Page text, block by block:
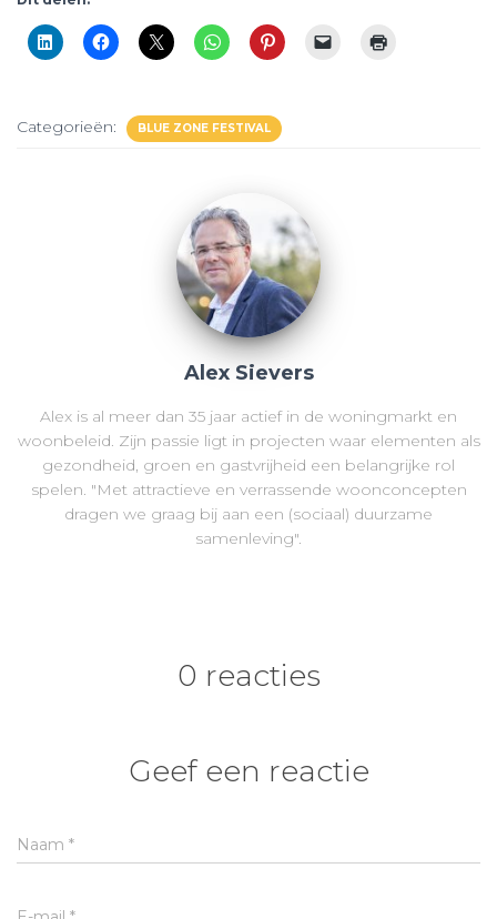
Categorieën: BLUE ZONE FESTIVAL
Alex Sievers
Alex is al meer dan 35 jaar actief in de woningmarkt en
woonbeleid. Zijn passie ligt in projecten waar elementen als
gezondheid, groen en gastvrijheid een belangrijke rol
spelen. "Met attractieve en verrassende woonconcepten
dragen we graag bij aan een (sociaal) duurzame
samenleving".
0 reacties
Geef een reactie
Naam *